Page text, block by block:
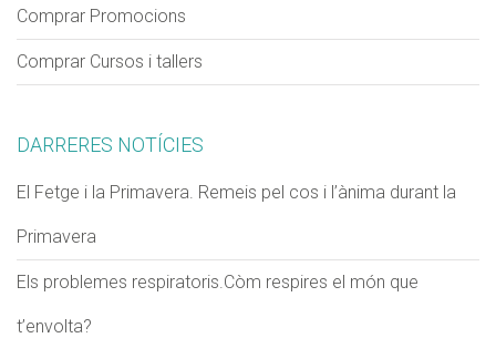
Comprar Promocions
Comprar Cursos i tallers
DARRERES NOTÍCIES
El Fetge i la Primavera. Remeis pel cos i l’ànima durant la
Primavera
Els problemes respiratoris.Còm respires el món que
t’envolta?
VERIFICACIÓ
Exemple: 12